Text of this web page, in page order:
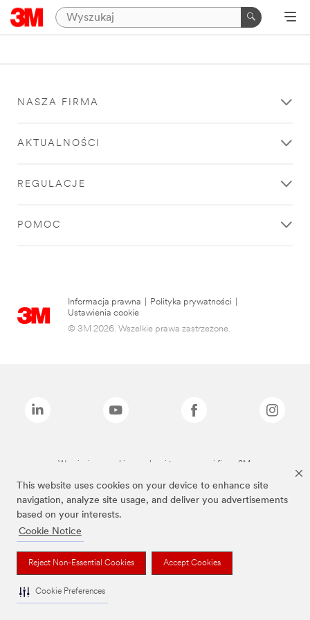
This website uses cookies on your device to enhance site
navigation, analyze site usage, and deliver you advertisements
based on your interests.
Cookie Notice
Reject Non-Essential Cookies Accept Cookies
Cookie Preferences
NASZA FIRMA
AKTUALNOŚCI
REGULACJE
POMOC
Informacja prawna Polityka prywatności
Ustawienia cookie
© 3M 2026. Wszelkie prawa zastrzeżone.
Wymienione marki są znakami towarowymi firmy 3M.